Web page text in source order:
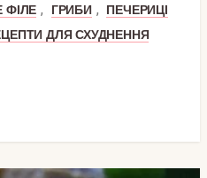
ФІЛЕ , ГРИБИ ,
ПЕЧЕРИЦІ
ДЛЯ СХУДНЕННЯ